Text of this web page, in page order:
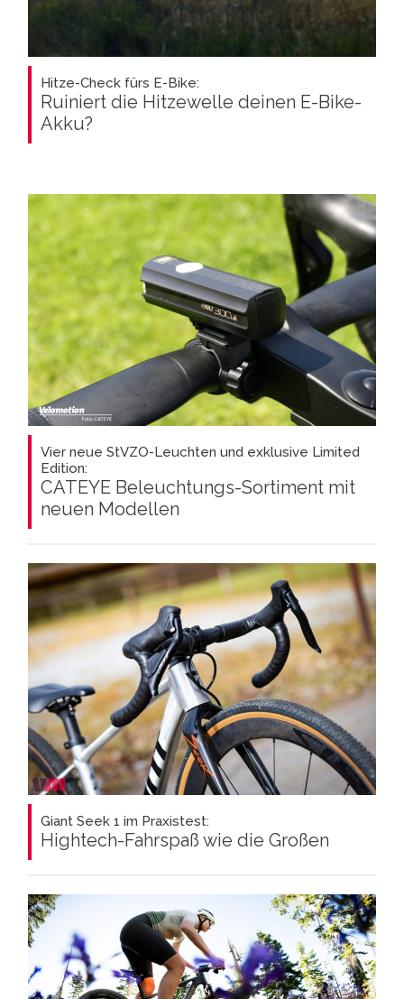
Hitze-Check fürs E-Bike:
Ruiniert die Hitzewelle deinen E-Bike-
Akku?
Vier neue StVZO-Leuchten und exklusive Limited
Edition:
CATEYE Beleuchtungs-Sortiment mit
neuen Modellen
Giant Seek 1 im Praxistest:
Hightech-Fahrspaß wie die Großen